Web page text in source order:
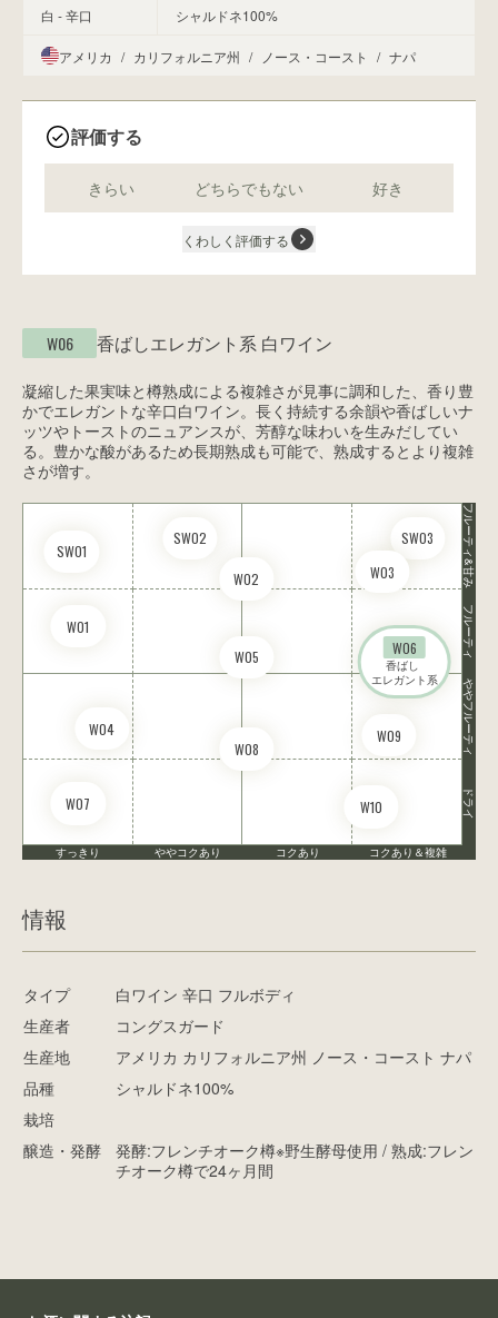
白 - 辛口 シャルドネ100%
アメリカ / カリフォルニア州 / ノース・コースト / ナパ
評価する
きらい どちらでもない 好き
くわしく評価する
W06 香ばしエレガント系 白ワイン
凝縮した果実味と樽熟成による複雑さが見事に調和した、香り豊
かでエレガントな辛口白ワイン。長く持続する余韻や香ばしいナ
ッツやトーストのニュアンスが、芳醇な味わいを生みだしてい
る。豊かな酸があるため長期熟成も可能で、熟成するとより複雑
さが増す。
SW01
SW02 SW03
W01
W02 W03
W04
W05 W06
香ばし
エレガント系
W07
W08
W09
W10
フルーティ&甘み
フルーティ
ややフルーティ
ドライ
すっきり ややコクあり コクあり コクあり＆複雑
情報
タイプ
白ワイン 辛口 フルボディ
生産者
コングスガード
生産地
アメリカ カリフォルニア州 ノース・コースト ナパ
品種
シャルドネ100%
栽培
醸造・発酵
発酵:フレンチオーク樽※野生酵母使用 / 熟成:フレン
チオーク樽で24ヶ月間